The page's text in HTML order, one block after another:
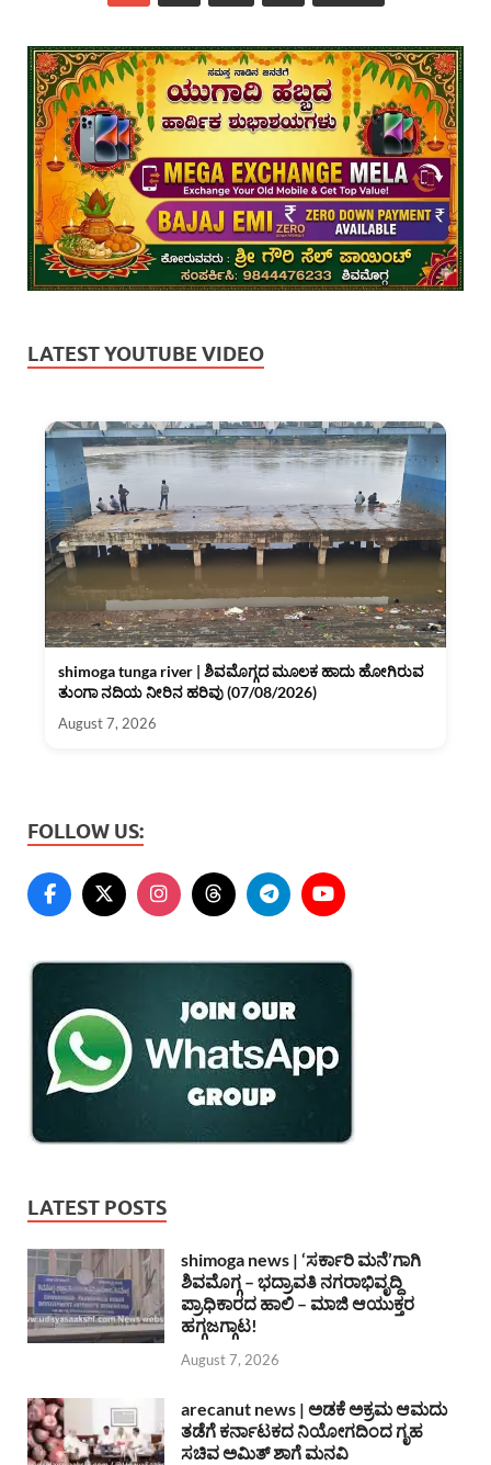
LATEST YOUTUBE VIDEO
shimoga tunga river | ಶಿವಮೊಗ್ಗದ ಮೂಲಕ ಹಾದು ಹೋಗಿರುವ
ತುಂಗಾ ನದಿಯ ನೀರಿನ ಹರಿವು (07/08/2026)
August 7, 2026
FOLLOW US:
LATEST POSTS
shimoga news | ‘ಸರ್ಕಾರಿ ಮನೆ’ಗಾಗಿ
ಶಿವಮೊಗ್ಗ – ಭದ್ರಾವತಿ ನಗರಾಭಿವೃದ್ದಿ
ಪ್ರಾಧಿಕಾರದ ಹಾಲಿ – ಮಾಜಿ ಆಯುಕ್ತರ
ಹಗ್ಗಜಗ್ಗಾಟ!
August 7, 2026
arecanut news | ಅಡಕೆ ಅಕ್ರಮ ಆಮದು
ತಡೆಗೆ ಕರ್ನಾಟಕದ ನಿಯೋಗದಿಂದ ಗೃಹ
ಸಚಿವ ಅಮಿತ್ ಶಾಗೆ ಮನವಿ